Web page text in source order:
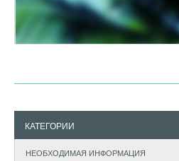
КАТЕГОРИИ
НЕОБХОДИМАЯ ИНФОРМАЦИЯ